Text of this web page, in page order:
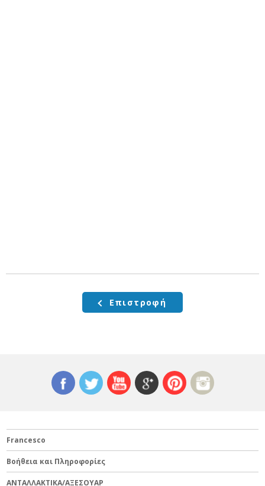
Επιστροφή
Francesco
Βοήθεια και Πληροφορίες
ΑΝΤΑΛΛΑΚΤΙΚΑ/ΑΞΕΣΟΥΑΡ